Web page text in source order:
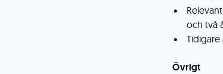
och två
Tidigare
Övrigt